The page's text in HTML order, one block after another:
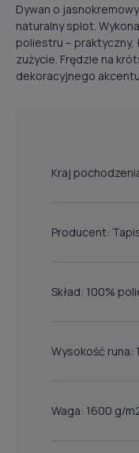
Dywan o
naturalny splot.
poliestru – praktyczny,
zużycie. Frędzle na
dekoracyjnego
Kraj
Producent:
Skład: 100%
Wysokość runa:
Waga: 1600 g/